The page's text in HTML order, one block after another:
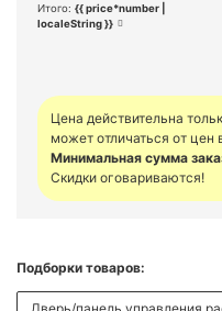
Итого: {{ price*number |
localeString }}
Цена действительна
может отличаться от цен
Минимальная сумма
Скидки оговариваются!
Подборки товаров: